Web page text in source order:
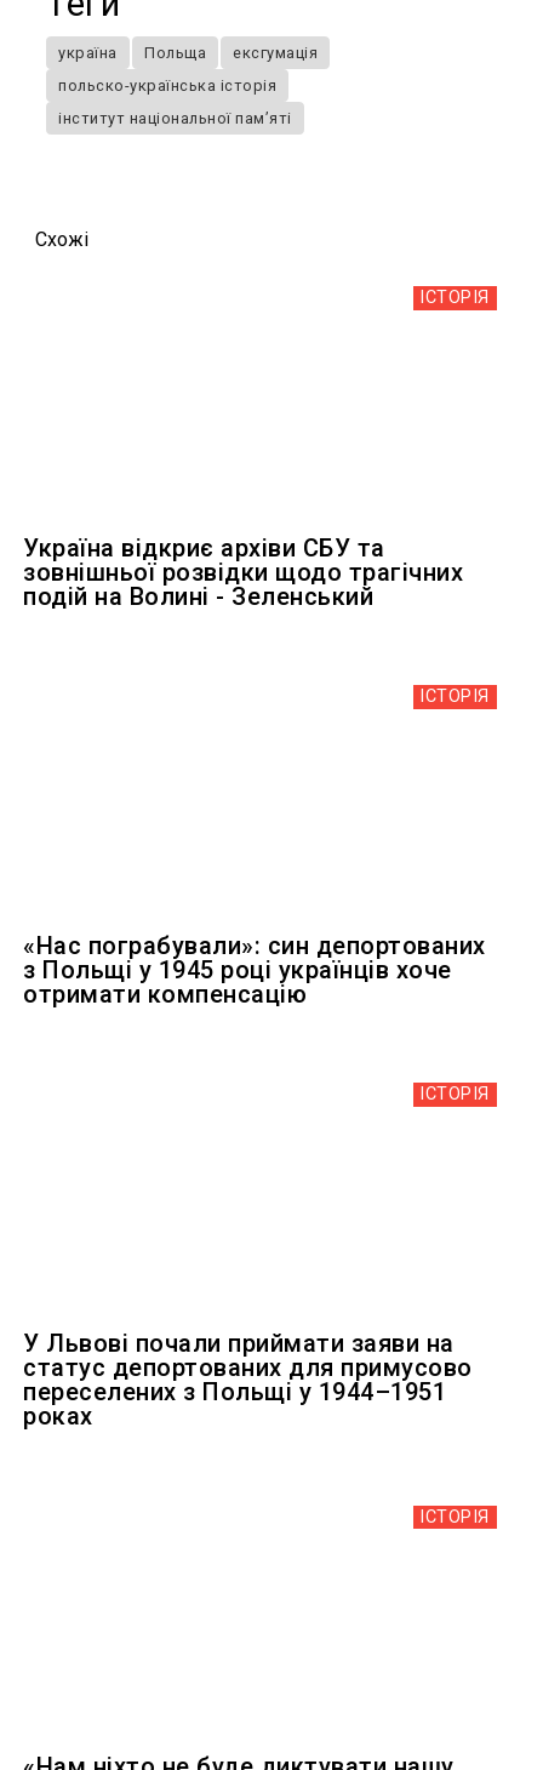
україна Польща
ексгумація
польско-українська історія
інститут національної пам’яті
Схожi
ІСТОРІЯ
Україна відкриє архіви СБУ та
зовнішньої розвідки щодо трагічних
подій на Волині - Зеленський
ІСТОРІЯ
«Нас пограбували»: син депортованих
з Польщі у 1945 році українців хоче
отримати компенсацію
ІСТОРІЯ
У Львові почали приймати заяви на
статус депортованих для примусово
переселених з Польщі у 1944–1951
роках
ІСТОРІЯ